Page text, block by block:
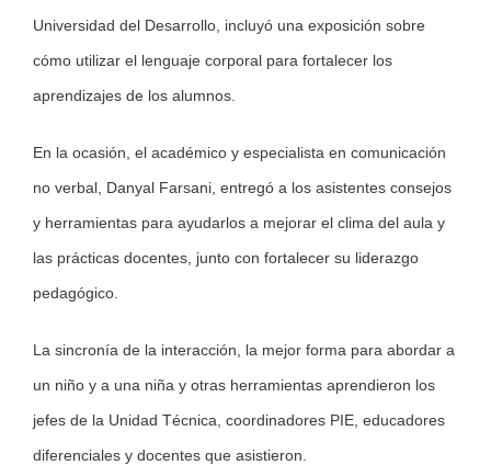
Universidad del Desarrollo, incluyó una exposición sobre
cómo utilizar el lenguaje corporal para fortalecer los
aprendizajes de los alumnos.
En la ocasión, el académico y especialista en comunicación
no verbal, Danyal Farsani, entregó a los asistentes consejos
y herramientas para ayudarlos a mejorar el clima del aula y
las prácticas docentes, junto con fortalecer su liderazgo
pedagógico.
La sincronía de la interacción, la mejor forma para abordar a
un niño y a una niña y otras herramientas aprendieron los
jefes de la Unidad Técnica, coordinadores PIE, educadores
diferenciales y docentes que asistieron.